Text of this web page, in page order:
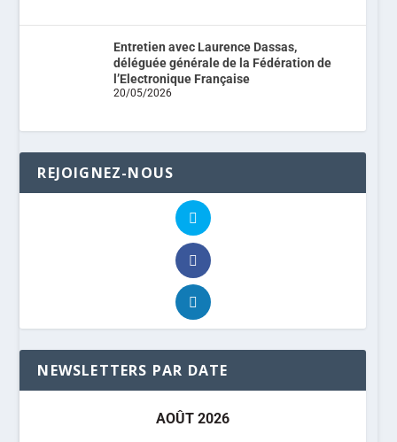
Entretien avec Laurence Dassas,
déléguée générale de la Fédération de
l’Electronique Française
20/05/2026
REJOIGNEZ-NOUS
NEWSLETTERS PAR DATE
AOÛT 2026